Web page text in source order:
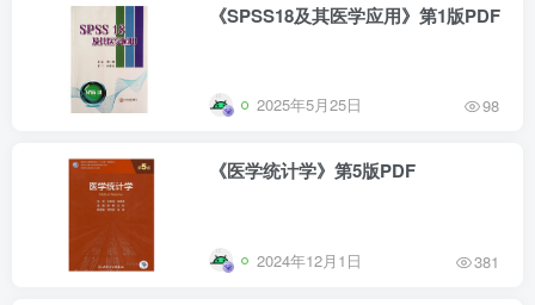
《SPSS18及其医学应用》第1版PDF
2025年5月25日 98
《医学统计学》第5版PDF
2024年12月1日 381